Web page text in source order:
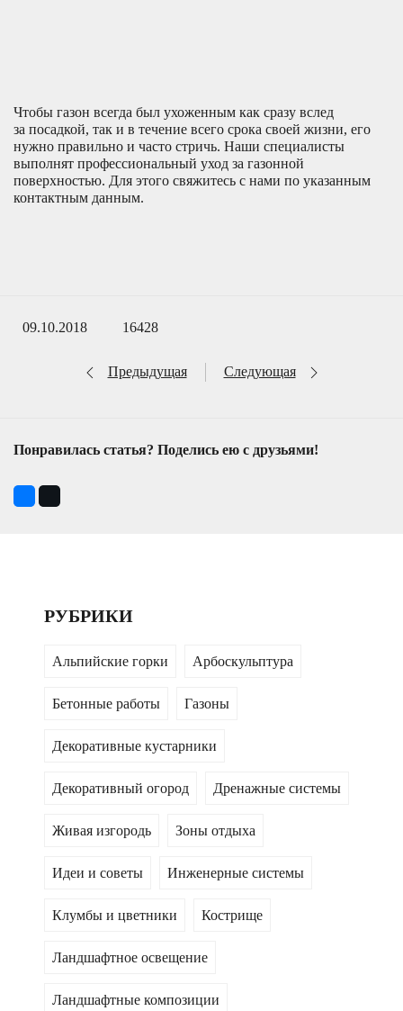
Чтобы газон всегда был ухоженным как сразу вслед
за посадкой, так и в течение всего срока своей жизни, его
нужно правильно и часто стричь. Наши специалисты
выполнят профессиональный уход за газонной
поверхностью. Для этого свяжитесь с нами по указанным
контактным данным.
09.10.2018 16428
Предыдущая Следующая
Понравилась статья? Поделись ею с друзьями!
РУБРИКИ
Альпийские горки Арбоскульптура
Бетонные работы Газоны
Декоративные кустарники
Декоративный огород Дренажные системы
Живая изгородь Зоны отдыха
Идеи и советы Инженерные системы
Клумбы и цветники Кострище
Ландшафтное освещение
Ландшафтные композиции